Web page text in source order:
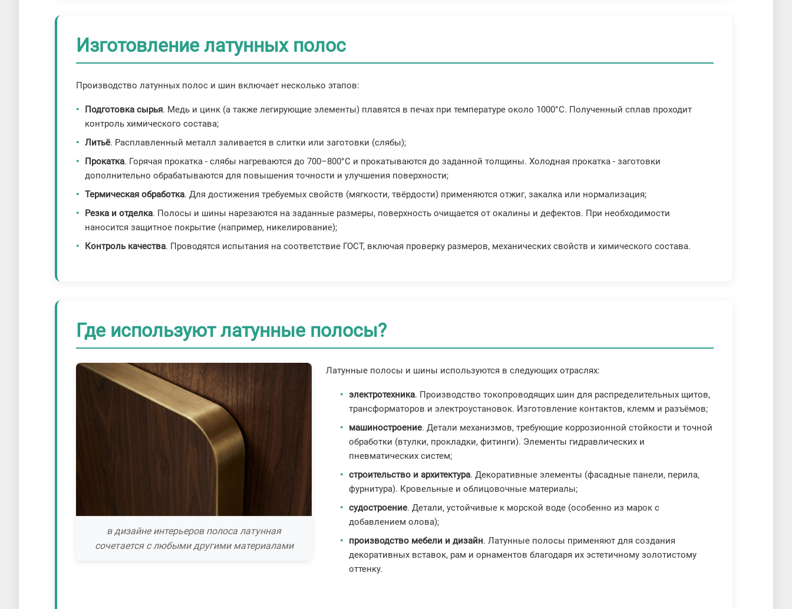
Изготовление латунных полос
Производство латунных полос и шин включает несколько этапов:
Подготовка сырья. Медь и цинк (а также легирующие элементы) плавятся в печах при температуре около 1000°C. Полученный сплав проходит
контроль химического состава;
Литьё. Расплавленный металл заливается в слитки или заготовки (слябы);
Прокатка. Горячая прокатка - слябы нагреваются до 700–800°C и прокатываются до заданной толщины. Холодная прокатка - заготовки
дополнительно обрабатываются для повышения точности и улучшения поверхности;
Термическая обработка. Для достижения требуемых свойств (мягкости, твёрдости) применяются отжиг, закалка или нормализация;
Резка и отделка. Полосы и шины нарезаются на заданные размеры, поверхность очищается от окалины и дефектов. При необходимости
наносится защитное покрытие (например, никелирование);
Контроль качества. Проводятся испытания на соответствие ГОСТ, включая проверку размеров, механических свойств и химического состава.
Где используют латунные полосы?
в дизайне интерьеров полоса латунная
сочетается с любыми другими материалами
Латунные полосы и шины используются в следующих отраслях:
электротехника. Производство токопроводящих шин для распределительных щитов,
трансформаторов и электроустановок. Изготовление контактов, клемм и разъёмов;
машиностроение. Детали механизмов, требующие коррозионной стойкости и точной
обработки (втулки, прокладки, фитинги). Элементы гидравлических и
пневматических систем;
строительство и архитектура. Декоративные элементы (фасадные панели, перила,
фурнитура). Кровельные и облицовочные материалы;
судостроение. Детали, устойчивые к морской воде (особенно из марок с
добавлением олова);
производство мебели и дизайн. Латунные полосы применяют для создания
декоративных вставок, рам и орнаментов благодаря их эстетичному золотистому
оттенку.